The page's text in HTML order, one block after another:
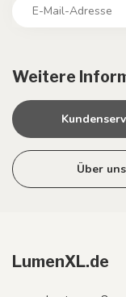
Weitere
Über uns
LumenXL.de